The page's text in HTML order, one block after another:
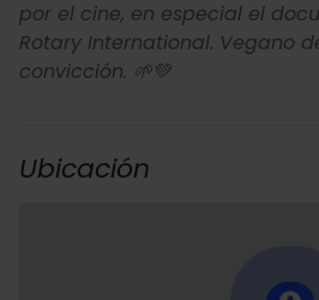
por el cine, en especial el
Rotary International. Vegano
convicción. 🌱💚
Ubicación